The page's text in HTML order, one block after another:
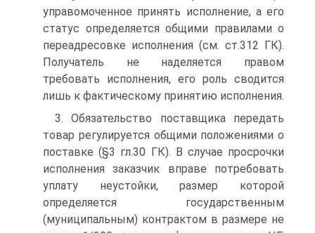
управомоченное принять исполнение, а его
статус определяется общими правилами о
переадресовке исполнения (см. ст.312 ГК).
Получатель не наделяется правом
требовать исполнения, его роль сводится
лишь к фактическому принятию исполнения.
3. Обязательство поставщика передать
товар регулируется общими положениями о
поставке (§3 гл.30 ГК). В случае просрочки
исполнения заказчик вправе потребовать
уплату неустойки, размер которой
определяется государственным
(муниципальным) контрактом в размере не